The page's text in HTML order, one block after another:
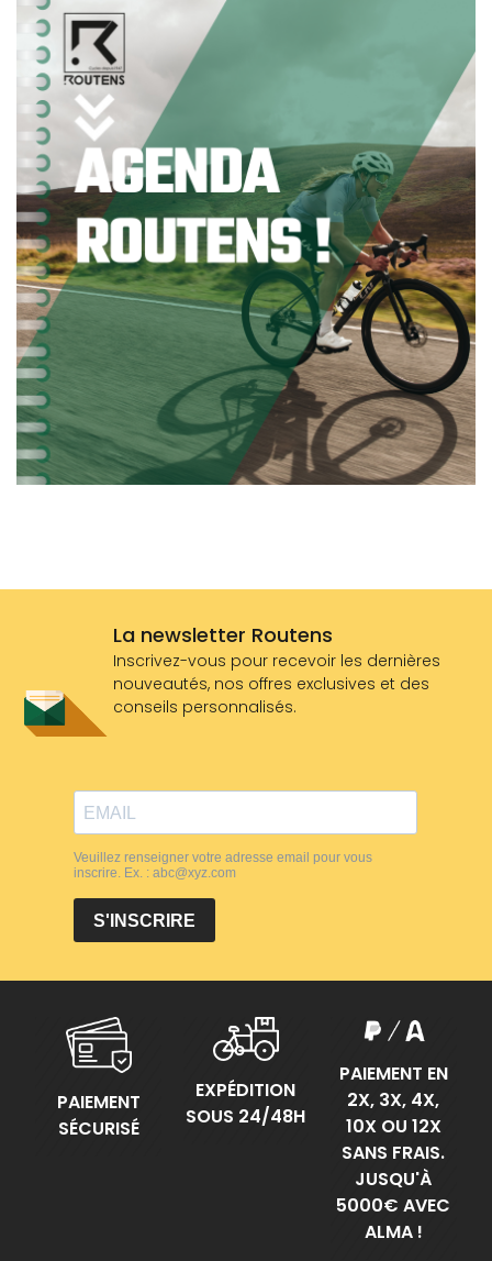
La newsletter Routens
Inscrivez-vous pour recevoir les dernières
nouveautés, nos offres exclusives et des
conseils personnalisés.
PAIEMENT
SÉCURISÉ
EXPÉDITION
SOUS 24/48H
PAIEMENT EN
2X, 3X, 4X,
10X OU 12X
SANS FRAIS.
JUSQU'À
5000€ AVEC
ALMA !